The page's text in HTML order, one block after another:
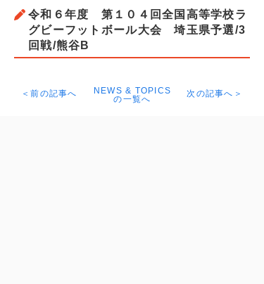
令和６年度 第１０４回全国高等学校ラ
グビーフットボール大会 埼玉県予選/3
回戦/熊谷B
＜前の記事へ
NEWS & TOPICS
の一覧へ
次の記事へ＞